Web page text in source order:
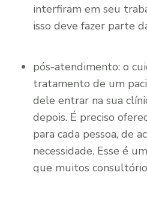
interfiram em seu
isso deve fazer parte
pós-atendimento: o
tratamento de um
dele entrar na sua
depois. É preciso
para cada pessoa, de
necessidade. Esse é
que muitos